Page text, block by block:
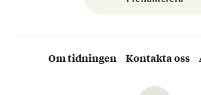
Om tidningen Kontakta oss